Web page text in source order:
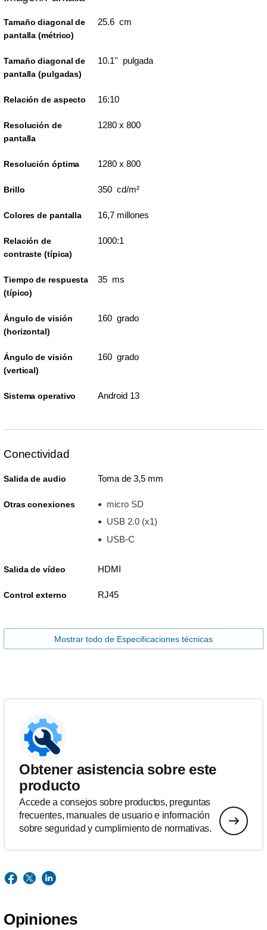
Tamaño diagonal de
pantalla (métrico)
25.6 cm
Tamaño diagonal de
pantalla (pulgadas)
10.1'' pulgada
Relación de aspecto 16:10
Resolución de
pantalla
1280 x 800
Resolución óptima 1280 x 800
Brillo 350 cd/m²
Colores de pantalla 16,7 millones
Relación de
contraste (típica)
1000:1
Tiempo de respuesta
(típico)
35 ms
Ángulo de visión
(horizontal)
160 grado
Ángulo de visión
(vertical)
160 grado
Sistema operativo Android 13
Conectividad
Salida de audio Toma de 3,5 mm
Otras conexiones
micro SD
USB 2.0 (x1)
USB-C
Salida de vídeo HDMI
Control externo RJ45
Mostrar todo de Especificaciones técnicas
Obtener asistencia sobre este
producto
Accede a consejos sobre productos, preguntas
frecuentes, manuales de usuario e información
sobre seguridad y cumplimiento de normativas.
Opiniones